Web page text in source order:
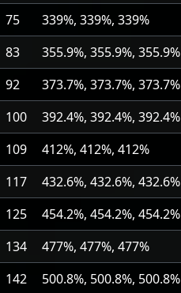
75 339%, 339%, 339%
83 355.9%, 355.9%, 355.9%
92 373.7%, 373.7%, 373.7%
100 392.4%, 392.4%, 392.4%
109 412%, 412%, 412%
117 432.6%, 432.6%, 432.6%
125 454.2%, 454.2%, 454.2%
134 477%, 477%, 477%
142 500.8%, 500.8%, 500.8%